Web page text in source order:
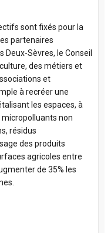
sont fixés pour la
partenaires
Sèvres, le Conseil
des métiers et
et
à recréer une
les espaces, à
non
résidus
des produits
agricoles entre
de 35% les